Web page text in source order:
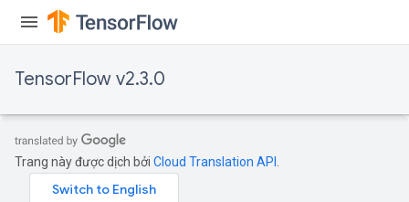
TensorFlow v2.3.0
Trang này được dịch bởi Cloud Translation API